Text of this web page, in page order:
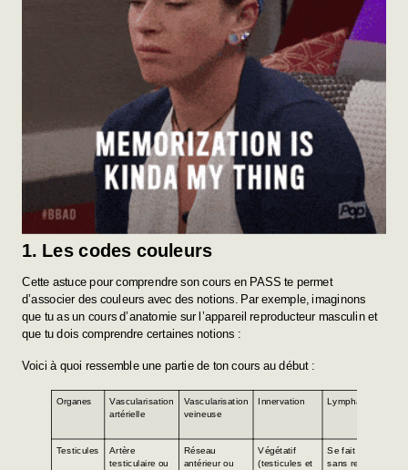
1. Les codes couleurs
Cette astuce pour comprendre son cours en PASS te permet
d’associer des couleurs avec des notions. Par exemple, imaginons
que tu as un cours d’anatomie sur l’appareil reproducteur masculin et
que tu dois comprendre certaines notions :
Voici à quoi ressemble une partie de ton cours au début :
Organes
Vascularisation
artérielle
Vascularisation
veineuse
Innervation Lymphatique
Testicules Artère
testiculaire ou
Réseau
antérieur ou
Végétatif
(testicules et
Se fait presque
sans relais vers